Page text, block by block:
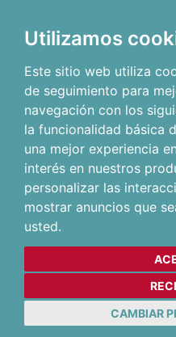
Utilizamos
Este sitio web utiliza
de seguimiento para
navegación con los
la funcionalidad básica
una mejor experiencia
interés en nuestros
personalizar las
mostrar anuncios que
usted.
CAMBIAR